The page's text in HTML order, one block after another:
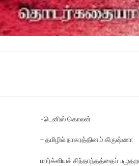
-டெனிஸ் கொலன்
– தமிழில்:நாகரத்தினம் கிருஷ்ணா
மார்க்ஸியச் சிந்தாந்தத்தைப்